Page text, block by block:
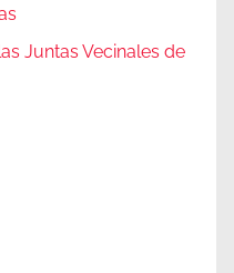
Juntas Vecinales de